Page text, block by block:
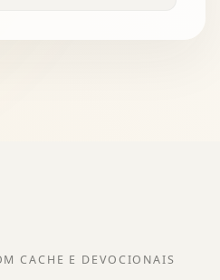
CACHE E DEVOCIONAIS